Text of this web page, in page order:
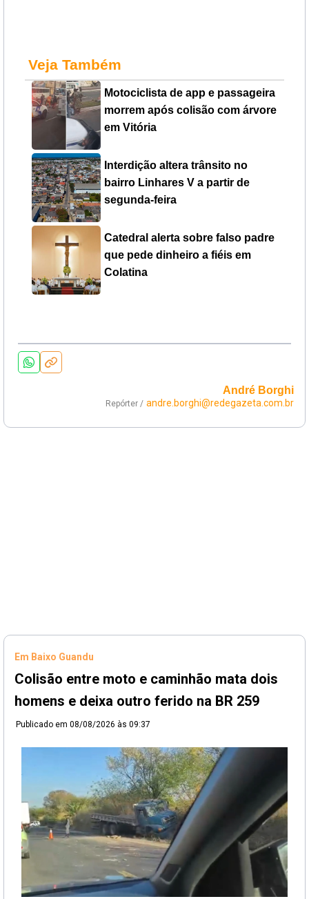
Veja Também
Motociclista de app e passageira
morrem após colisão com árvore
em Vitória
Interdição altera trânsito no
bairro Linhares V a partir de
segunda-feira
Catedral alerta sobre falso padre
que pede dinheiro a fiéis em
Colatina
André Borghi
Repórter / andre.borghi@redegazeta.com.br
Em Baixo Guandu
Colisão entre moto e caminhão mata dois
homens e deixa outro ferido na BR 259
Publicado em 08/08/2026 às 09:37